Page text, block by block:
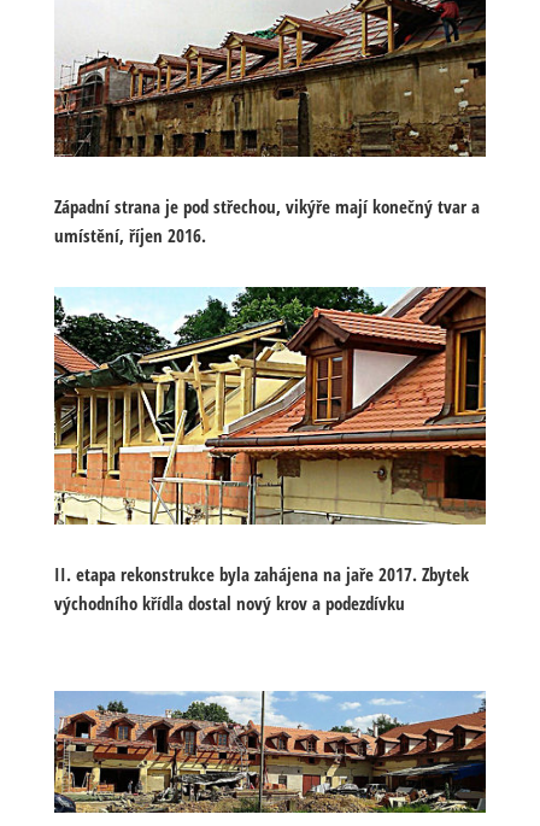
Západní strana je pod střechou, vikýře mají konečný tvar a
umístění, říjen 2016.
II. etapa rekonstrukce byla zahájena na jaře 2017. Zbytek
východního křídla dostal nový krov a podezdívku